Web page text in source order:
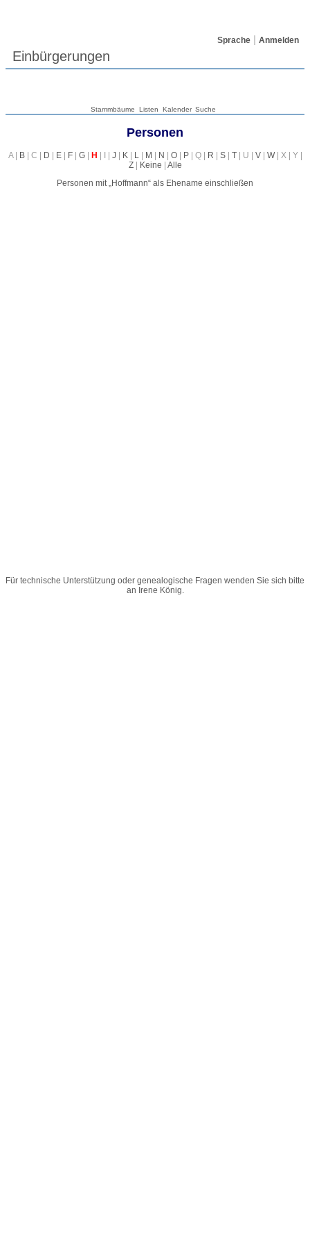
Sprache Anmelden
Einbürgerungen
Stammbäume Listen Kalender Suche
Personen
A | B| C | D | E| F| G| H | I | J | K| L| M | N | O| P| Q | R | S| T| U | V| W| X | Y |
Z| Keine | Alle
Personen mit „Hoffmann“ als Ehename einschließen
Für technische Unterstützung oder genealogische Fragen wenden Sie sich bitte
an Irene König.